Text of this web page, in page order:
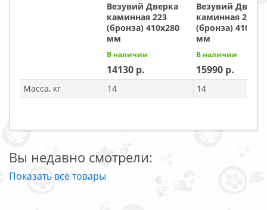
Везувий Дверка
каминная 223
(бронза) 410x280
мм
В наличии
14130
Везувий Дверка
каминная 222
(бронза)
мм
В наличии
15990
Масса, кг 14 14
Вы недавно смотрели:
Показать все товары